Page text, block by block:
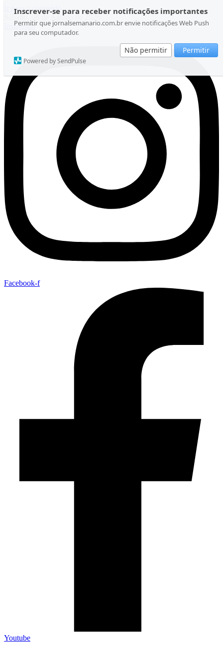
Inscrever-se para receber notificações importantes
Permitir que jornalsemanario.com.br envie notificações Web Push
para seu computador.
Não permitir Permitir
Powered by SendPulse
Ir para o conteúdo
Sábado, 08 de Agosto de 2026
Instagram
Facebook-f
Youtube